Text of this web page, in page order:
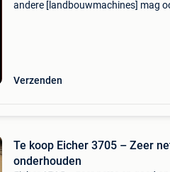
andere [landbouwmachines] mag
Verzenden
Te koop Eicher 3705 – Zeer
onderhouden